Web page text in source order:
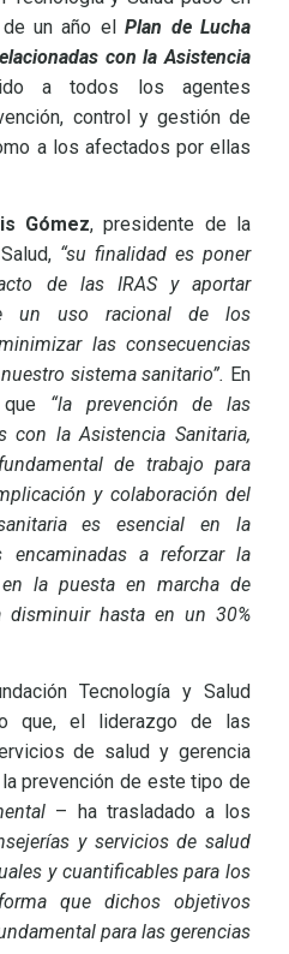
de un año elPlan de Lucha
con la Asistencia
a todos los agentes
control y gestión de
a los afectados por ellas
Gómez, presidente de la
“su finalidad es poner
de las IRAS y aportar
un uso racional de los
las consecuencias
sistema sanitario”. En
“la prevención de las
con la Asistencia Sanitaria,
de trabajo para
y colaboración del
es esencial en la
encaminadas a reforzar la
la puesta en marcha de
disminuir hasta en un 30%
Tecnología y Salud
que, el liderazgo de las
de salud y gerencia
prevención de este tipo de
– ha trasladado a los
y servicios de salud
y cuantificables para los
que dichos objetivos
para las gerencias